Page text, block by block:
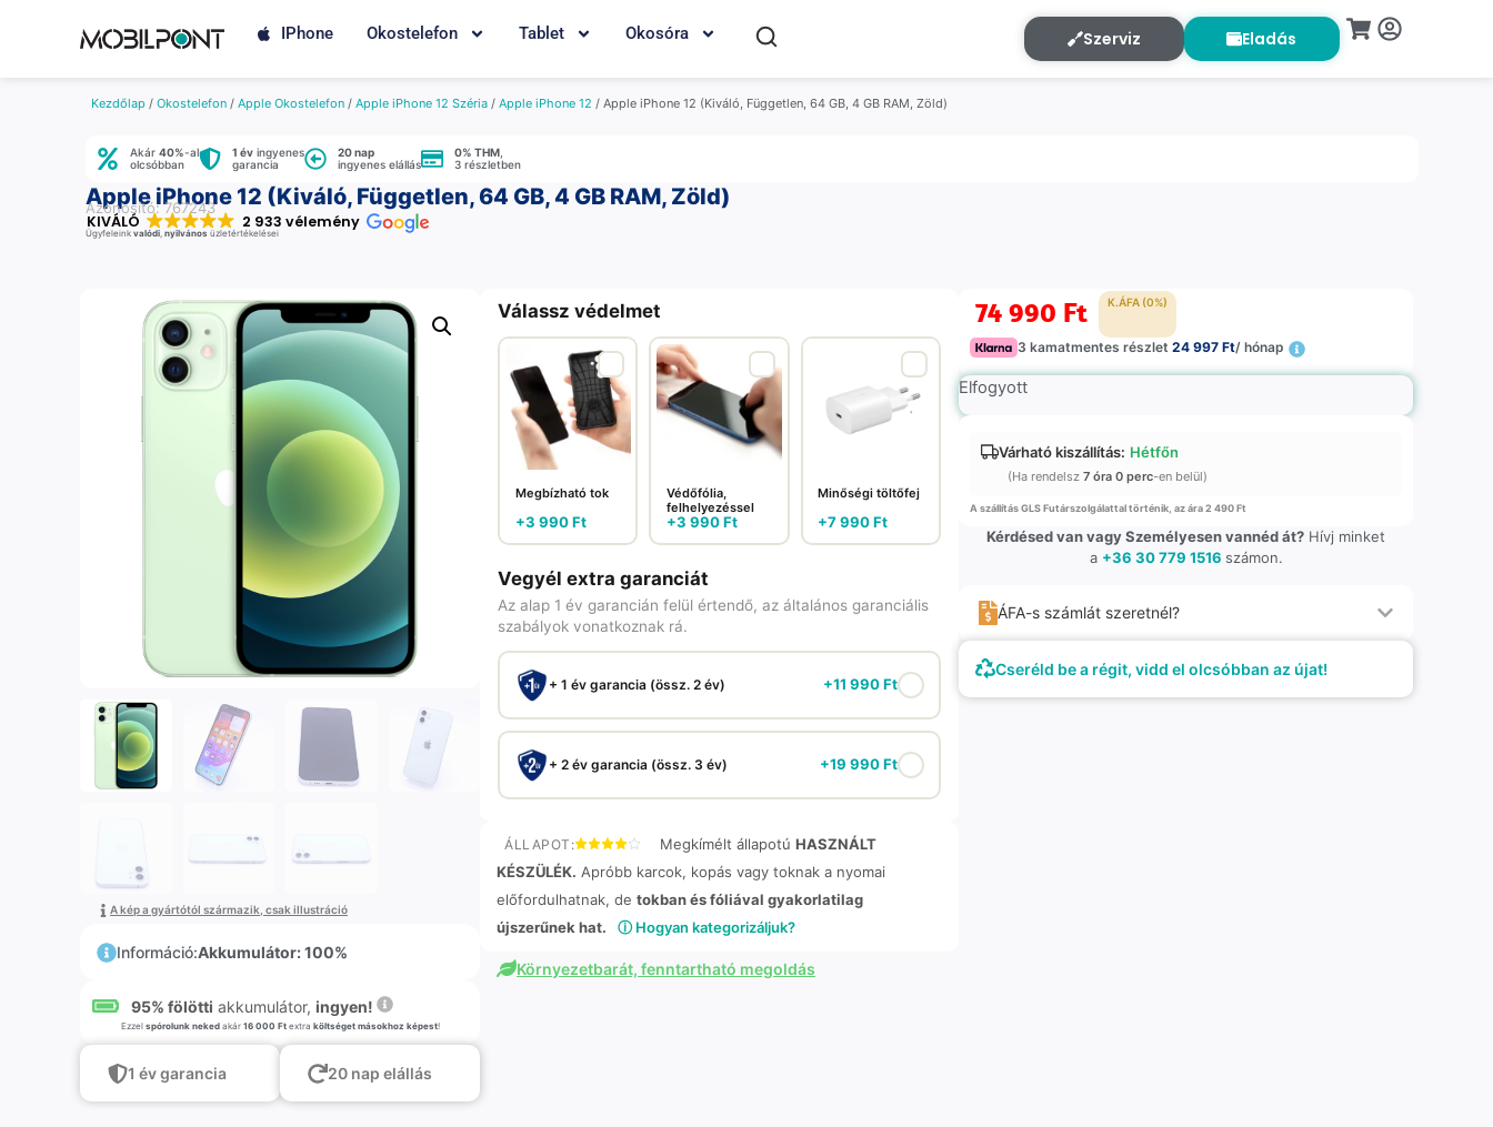
IPhone Okostelefon Tablet Okosóra Szerviz Eladás
Kezdőlap / Okostelefon / Apple Okostelefon / Apple iPhone 12 Széria / Apple iPhone 12 / Apple iPhone 12 (Kiváló, Független, 64 GB, 4 GB RAM, Zöld)
Akár 40%-al
olcsóbban
1 év ingyenes
garancia
20 nap
ingyenes elállás
0% THM
3 részletben
Apple iPhone 12 (Kiváló, Független, 64 GB, 4 GB RAM, Zöld)
Azonosító: 767243
KIVÁLÓ 2 933 vélemény
Ügyfeleink valódi, nyilvános üzletértékelései
A kép a gyártótól származik, csak illustráció
Információ:Akkumulátor: 100%
95% fölötti akkumulátor, ingyen!
Ezzel spórolunk nekedakár 16 000 Ftextra költséget másokhoz képest!
1 év garancia 20 nap elállás
Válassz védelmet
Megbízható tok
+3 990Ft
Védőfólia,
felhelyezéssel
+3 990Ft
Minőségi töltőfej
+7 990Ft
Vegyél extra garanciát
Az alap 1 év garancián felül értendő, az általános garanciális
szabályok vonatkoznak rá.
+ 1 év garancia (össz. 2 év) +11 990Ft
+ 2 év garancia (össz. 3 év) +19 990Ft
ÁLLAPOT: Megkímélt állapotú HASZNÁLT
KÉSZÜLÉK. Apróbb karcok, kopás vagy toknak a nyomai
előfordulhatnak, de tokban és fóliával gyakorlatilag
újszerűnek hat.
ⓘ Hogyan kategorizáljuk?
Környezetbarát, fenntartható megoldás
74 990 Ft K.ÁFA (0%)
3 kamatmentes részlet24 997 Ft/ hónap
Elfogyott
Várható kiszállítás: Hétfőn
(Ha rendelsz7 óra 0 perc-en belül)
A szállítás GLS Futárszolgálattal történik, az ára 2 490 Ft
Kérdésed van vagy Személyesen vannéd át? Hívj minket
a +36 30 779 1516 számon.
ÁFA-s számlát szeretnél?
Cseréld be a régit, vidd el olcsóbban az újat!